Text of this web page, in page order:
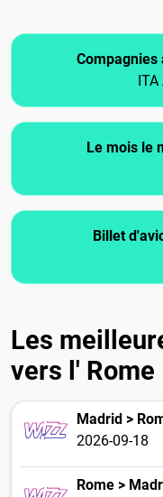
Compagnies
Le mois le
Billet
Les
vers l' Rome
Madrid >
2026-09-18
Rome >